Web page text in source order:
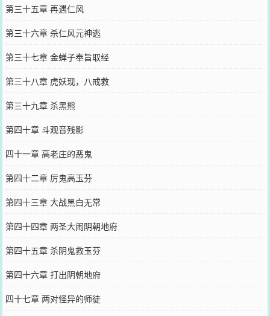
第三十五章 再遇仁风
第三十六章 杀仁风元神逃
第三十七章 金蝉子奉旨取经
第三十八章 虎妖现，八戒救
第三十九章 杀黑熊
第四十章 斗观音残影
四十一章 高老庄的恶鬼
第四十二章 厉鬼高玉芬
第四十三章 大战黑白无常
第四十四章 两圣大闹阴朝地府
第四十五章 杀阴鬼救玉芬
第四十六章 打出阴朝地府
四十七章 两对怪异的师徒